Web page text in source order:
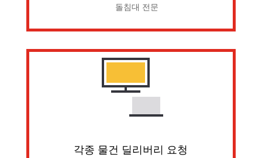
돌침대 전문
각종 물건 딜리버리 요청